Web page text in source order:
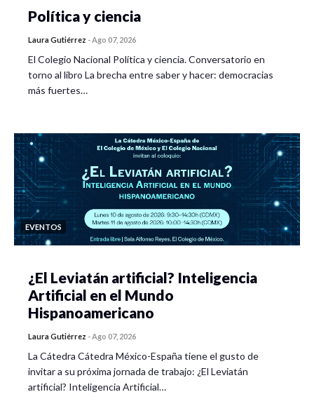
Política y ciencia
Laura Gutiérrez -Ago 07, 2026
El Colegio Nacional Política y ciencia. Conversatorio en
torno al libro La brecha entre saber y hacer: democracias
más fuertes…
EVENTOS
¿El Leviatán artificial? Inteligencia
Artificial en el Mundo
Hispanoamericano
Laura Gutiérrez -Ago 07, 2026
La Cátedra Cátedra México-España tiene el gusto de
invitar a su próxima jornada de trabajo: ¿El Leviatán
artificial? Inteligencia Artificial…